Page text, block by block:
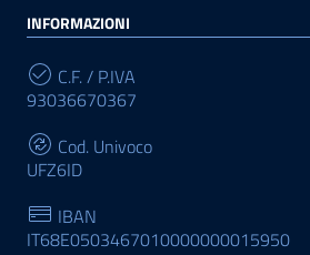
INFORMAZIONI
C.F. / P.IVA
93036670367
Cod. Univoco
UFZ6ID
IBAN
IT68E0503467010000000015950